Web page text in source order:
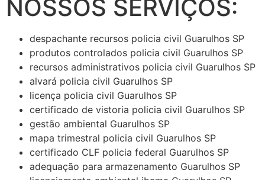
NOSSOS SERVIÇOS:
despachante recursos policia civil Guarulhos SP
produtos controlados policia civil Guarulhos SP
recursos administrativos policia civil Guarulhos SP
alvará policia civil Guarulhos SP
licença policia civil Guarulhos SP
certificado de vistoria policia civil Guarulhos SP
gestão ambiental Guarulhos SP
mapa trimestral policia civil Guarulhos SP
certificado CLF policia federal Guarulhos SP
adequação para armazenamento Guarulhos SP